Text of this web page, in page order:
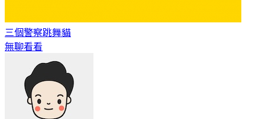
三個警察跳舞貓
無聊看看